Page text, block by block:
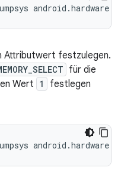
Attributwert festzulegen.
für die
Wert 1
festlegen